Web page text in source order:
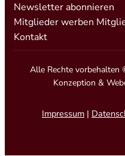
Newsletter abonnieren
Mitglieder werben
Kontakt
Alle Rechte vorbehalten
Konzeption &
Impressum |